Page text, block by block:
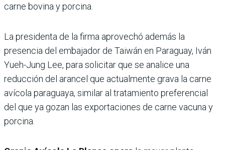
carne bovina y porcina.
La presidenta de la firma aprovechó además la
presencia del embajador de Taiwán en Paraguay, Iván
Yueh-Jung Lee, para solicitar que se analice una
reducción del arancel que actualmente grava la carne
avícola paraguaya, similar al tratamiento preferencial
del que ya gozan las exportaciones de carne vacuna y
porcina.